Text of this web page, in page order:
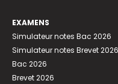
EXAMENS
Simulateur notes Bac 2026
Simulateur notes Brevet 2026
Bac 2026
Brevet 2026